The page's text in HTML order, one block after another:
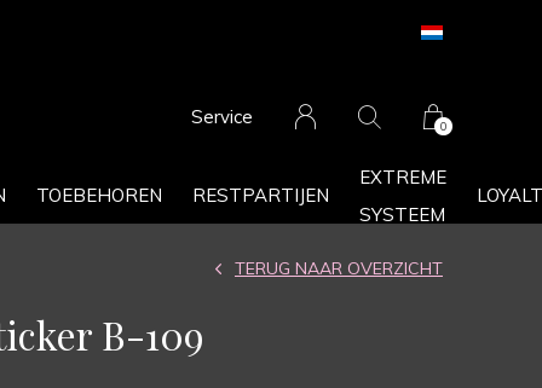
TOEBEHOREN RESTPARTIJEN
EXTREME
SYSTEEM
Service 0
B-109
TERUG NAAR OVERZICHT